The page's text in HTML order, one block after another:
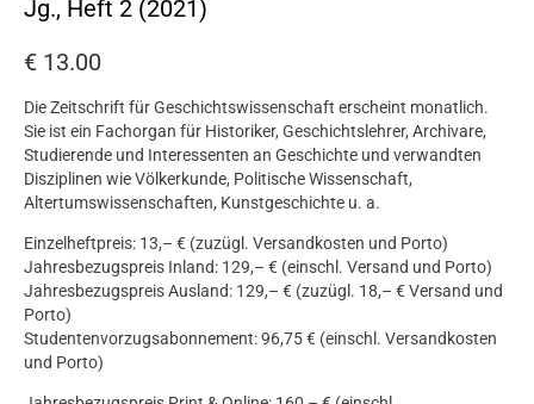
Jg., Heft 2 (2021)
€ 13.00
Die Zeitschrift für Geschichtswissenschaft erscheint monatlich.
Sie ist ein Fachorgan für Historiker, Geschichtslehrer, Archivare,
Studierende und Interessenten an Geschichte und verwandten
Disziplinen wie Völkerkunde, Politische Wissenschaft,
Altertumswissenschaften, Kunstgeschichte u. a.
Einzelheftpreis: 13,– € (zuzügl. Versandkosten und Porto)
Jahresbezugspreis Inland: 129,– € (einschl. Versand und Porto)
Jahresbezugspreis Ausland: 129,– € (zuzügl. 18,– € Versand und
Porto)
Studentenvorzugsabonnement: 96,75 € (einschl. Versandkosten
und Porto)